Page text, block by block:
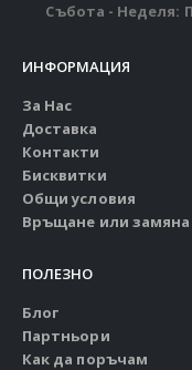
Събота - Неделя:
ИНФОРМАЦИЯ
За Нас
Доставка
Контакти
Бисквитки
Общи условия
Връщане или замяна
ПОЛЕЗНО
Блог
Партньори
Как да поръчам